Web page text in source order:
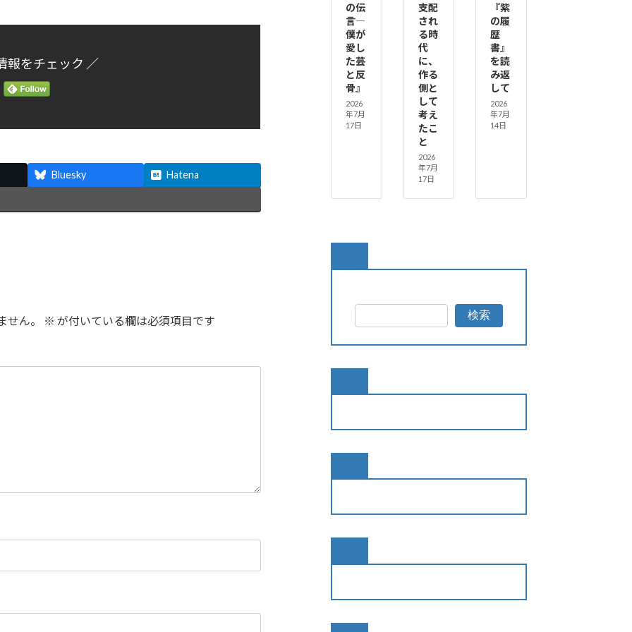
報をチェック ／
Bluesky Hatena
ん。 ※ が付いている欄は必須項目です
の伝
言―
僕が
愛し
た芸
と反
骨』
2026
年7月
17日
支配
され
る時
代
に、
作る
側と
して
考え
たこ
と
2026
年7月
17日
『紫
の履
歴
書』
を読
み返
して
2026
年7月
14日
検索